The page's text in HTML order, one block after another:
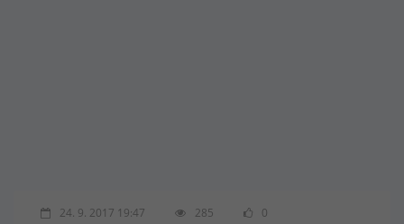
24. 9. 2017 19:47 285 0